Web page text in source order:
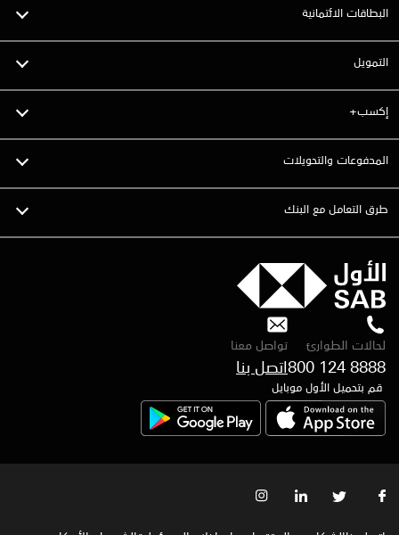
البطاقات الائتمانية
التمويل
إكسب+
المدفوعات والتحويلات
طرق التعامل مع البنك
لحالات الطوارئ
800 124 8888
تواصل معنا
اتصل بنا
قم بتحميل الأول موبايل